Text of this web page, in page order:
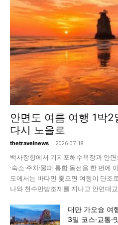
안면도 여름 여행 1박
다시 노을로
thetravelnews - 2026-07-18
백사장항에서 기지포해수욕장과 안
·숙소·주차·물때·통합 동선을 한 번
도에서는 바다만 좇으면 여행이 단조
나와 천수만방조제를 지나고 안면대
대만 가오슝 여
3일 코스·교통·